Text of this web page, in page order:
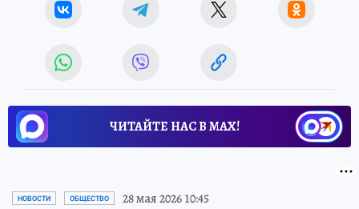
ЧИТАЙТЕ НАС В МАХ!
НОВОСТИ ОБЩЕСТВО 28 мая 2026 10:45